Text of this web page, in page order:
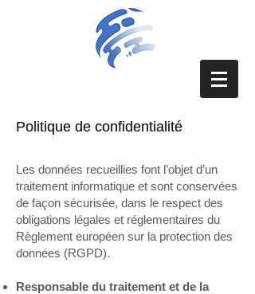
Politique de confidentialité
​Les données recueillies font l’objet d’un
traitement informatique et sont conservées
de façon sécurisée, dans le respect des
obligations légales et réglementaires du
Règlement européen sur la protection des
données (RGPD).
Responsable du traitement et de la